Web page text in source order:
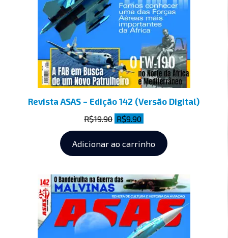
Revista ASAS – Edição 142 (Versão Digital)
R$19.90 R$9.90
Adicionar ao carrinho